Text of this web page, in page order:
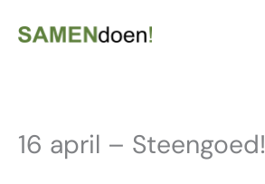
naar
16 april – Steengoed!